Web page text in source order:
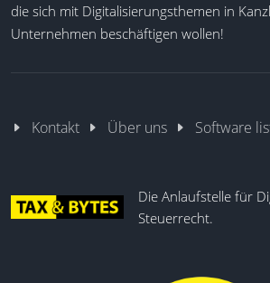
die sich mit Digitalisierungsthemen in
Unternehmen beschäftigen wollen!
Kontakt Über uns Software
Die Anlaufstelle für
Steuerrecht.